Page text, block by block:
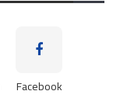
Facebook